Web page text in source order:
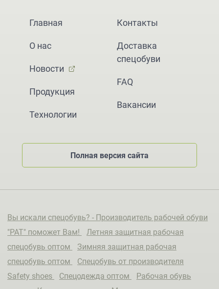
Главная
О нас
Новости
Продукция
Технологии
Контакты
Доставка
спецобуви
FAQ
Вакансии
Полная версия сайта
Вы искали спецобувь? - Производитель рабочей обуви
"РАТ" поможет Вам!
Летняя защитная рабочая
спецобувь оптом
Зимняя защитная рабочая
спецобувь оптом
Спецобувь от производителя
Safety shoes
Спецодежда оптом
Рабочая обувь